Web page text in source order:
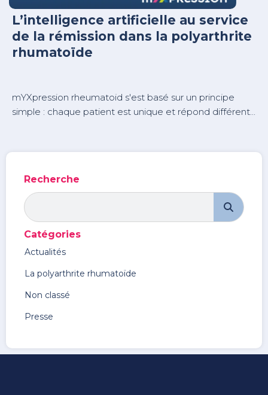
L’intelligence artificielle au service
de la rémission dans la polyarthrite
rhumatoïde
mYXpression rheumatoid s'est basé sur un principe
simple : chaque patient est unique et répond différent...
Recherche
Rechercher
Catégories
Actualités
La polyarthrite rhumatoïde
Non classé
Presse